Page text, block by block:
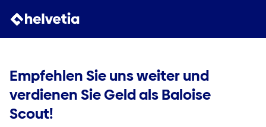
Empfehlen Sie uns weiter und
verdienen Sie Geld als Baloise
Scout!